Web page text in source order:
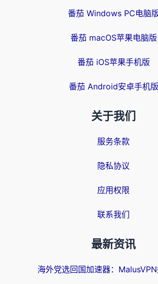
番茄 Windows PC电脑
番茄 macOS苹果电脑版
番茄 iOS苹果手机版
番茄 Android安卓手机版
关于我们
服务条款
隐私协议
应用权限
联系我们
最新资讯